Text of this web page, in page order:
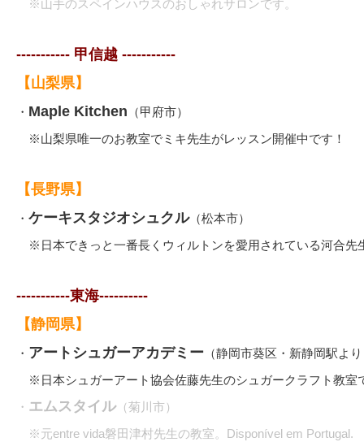
※山手のスペインハウスのおしゃれサロンです。
----------- 甲信越 -----------
【山梨県】
・ Maple Kitchen （甲府市）
※山梨県唯一のお教室でミキ先生がレッスン開催中です！
【長野県】
・ ケーキスタジオシュクル（松本市）
※日本できっと一番長くウィルトンを愛用されている河合先
-----------東海----------
【静岡県】
・ アートシュガーアカデミー （静岡市葵区・新静岡駅よ
※日本シュガーアート協会佐藤先生のシュガークラフト教室
・ エムスタイル（菊川市）
※元entre vida磐田津村先生の教室。Disponível em Portugal.